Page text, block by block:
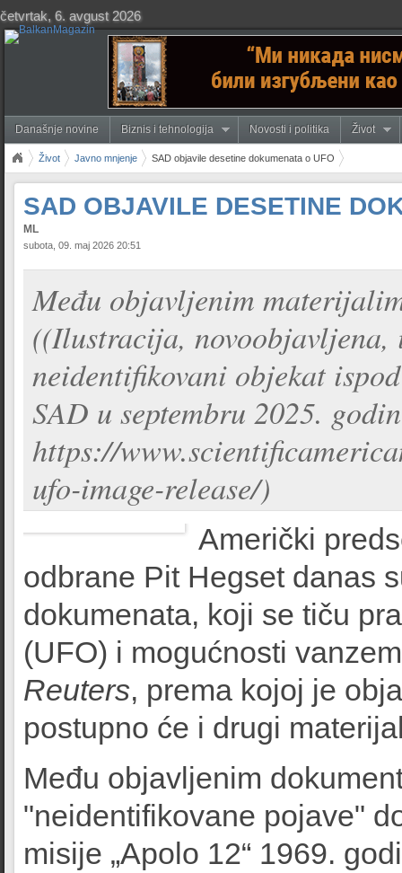
četvrtak, 6. avgust 2026
Današnje novine Biznis i tehnologija Novosti i politika Život
Život Javno mnjenje SAD objavile desetine dokumenata o UFO
SAD OBJAVILE DESETINE
ML
subota, 09. maj 2026 20:51
Među objavljenim
((Ilustracija,
neidentifikovani objekat
SAD u septembru 2025.
https://
ufo-image-release/)
Američki
odbrane Pit Hegset danas
dokumenata, koji se tiču
(UFO) i mogućnosti
Reuters, prema kojoj je
postupno će i drugi
Među objavljenim
"neidentifikovane pojave"
misije „Apolo 12“ 1969.